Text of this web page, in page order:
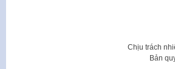
Chịu trách
Bản